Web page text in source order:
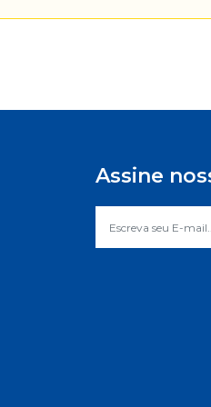
Assine